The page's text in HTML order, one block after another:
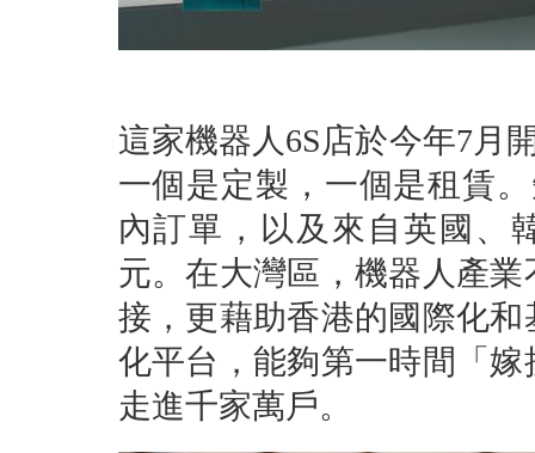
這家機器人6S店於今年7月
一個是定製，一個是租賃
內訂單，以及來自英國、
元。在大灣區，機器人產
接，更藉助香港的國際化
化平台，能夠第一時間「
走進千家萬戶。